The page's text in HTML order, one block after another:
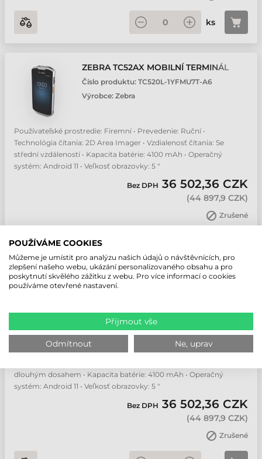
ks
ZEBRA TC52AX MOBILNÍ TERMINÁL
Číslo produktu: TC520L-1YFMU7T-A6
Výrobce: Zebra
Používateľské prostredie: Firemní • Prevedenie: Ruční •
Technológia čítania: 2D Area Imager • Vzdialenosť čítania: Se
střední vzdáleností • Kapacita batérie: 4100 mAh • Operačný
systém: Android 11 • Veľkosť obrazovky: 5 "
Bez DPH 36 502,36 CZK
(44 897,9 CZK)
Zrušené
ZEBRA TC52AX MOBILNÍ TERMINÁL
Používateľské prostredie: Firemní • Prevedenie: Ruční •
dlouhým dosahem • Kapacita batérie: 4100 mAh • Operačný
systém: Android 11 • Veľkosť obrazovky: 5 "
Bez DPH 36 502,36 CZK
(44 897,9 CZK)
Zrušené
POUŽÍVÁME COOKIES
Můžeme je umístit pro analýzu našich údajů o návštěvnících, pro
zlepšení našeho webu, ukázání personalizovaného obsahu a pro
poskytnutí skvělého zážitku z webu. Pro více informací o cookies
používáme otevřené nastavení.
Přijmout vše
Odmítnout Ne, uprav